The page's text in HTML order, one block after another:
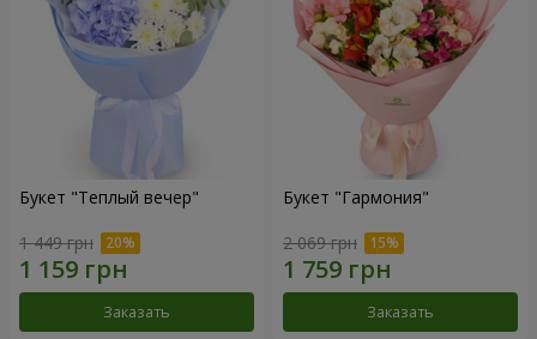
Букет "Теплый вечер"
1 449 грн
Заказать
Букет "Гармония"
2 069 грн
Заказать